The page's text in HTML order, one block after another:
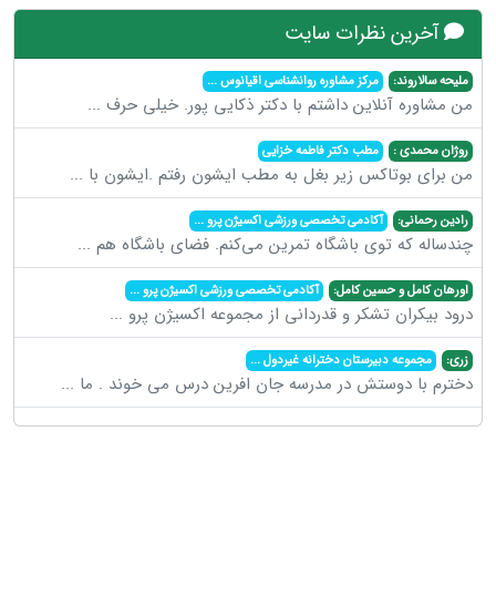
آخرین نظرات سایت
ملیحه سالاروند: مرکز مشاوره روانشناسی اقیانوس...
من مشاوره آنلاین داشتم با دکتر ذکایی پور. خیلی حرف ...
روژان محمدی : مطب دکتر فاطمه خزایی
من برای بوتاکس زیر بغل به مطب ایشون رفتم .ایشون با ...
رادین رحمانی: آکادمی تخصصی ورزشی اکسیژن پرو...
چندساله که توی باشگاه تمرین می‌کنم. فضای باشگاه هم ...
اورهان کامل و حسین کامل: آکادمی تخصصی ورزشی اکسیژن پرو...
درود بیکران تشکر و قدردانی از مجموعه اکسیژن پرو ...
زری: مجموعه دبیرستان دخترانه غیردول...
دخترم با دوستش در مدرسه جان افرین درس می خوند . ما ...